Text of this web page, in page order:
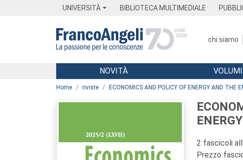
UNIVERSITÀ BIBLIOTECA MULTIMEDIALE
chi siamo
Menu
NOVITÀ VOLUMI
Home riviste ECONOMICS AND POLICY OF ENERGY AND THE
2 fascicoli
Prezzo